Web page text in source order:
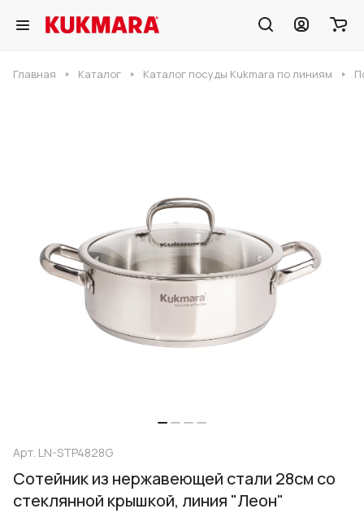
Главная Каталог Каталог посуды Kukmara по линиям
Арт. LN-STP4828G
Сотейник из нержавеющей стали 28см со
стеклянной крышкой, линия "Леон"